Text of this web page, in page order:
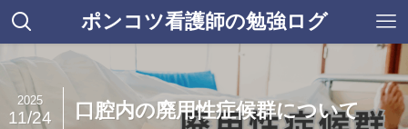
ポンコツ看護師の勉強ログ
口腔内の廃用性症候群について
2025
11/24